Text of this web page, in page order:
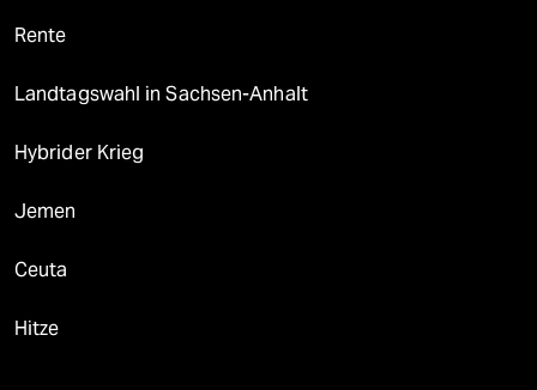
Rente
Landtagswahl in Sachsen-Anhalt
Hybrider Krieg
Jemen
Ceuta
Hitze